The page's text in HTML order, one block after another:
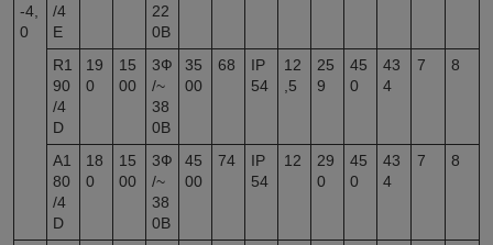
-4,
0
/4
E
22
0В
R1
90
/4
D
19
0
15
00
3Ф
/~
38
0В
35
00
68
IP
54
12
,5
25
9
45
0
43
4
7 8
A1
80
/4
D
18
0
15
00
3Ф
/~
38
0В
45
00
74
IP
54
12
29
0
45
0
43
4
7 8